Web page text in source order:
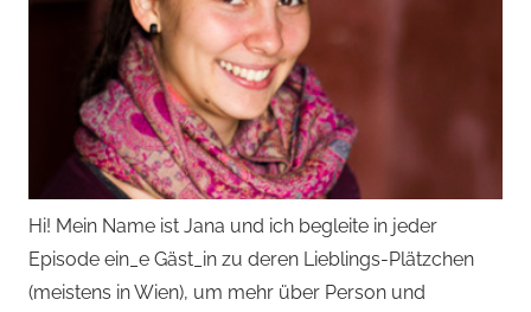
Hi! Mein Name ist Jana und ich begleite in jeder
Episode ein_e Gäst_in zu deren Lieblings-Plätzchen
(meistens in Wien), um mehr über Person und